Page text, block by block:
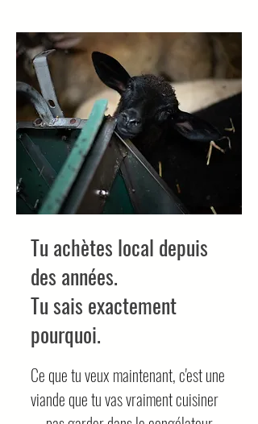
Tu achètes local depuis
des années.
Tu sais exactement
pourquoi.
Ce que tu veux maintenant, c'est une
viande que tu vas vraiment cuisiner